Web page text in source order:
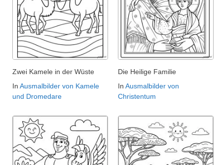
Zwei Kamele in der Wüste
In Ausmalbilder von Kamele
und Dromedare
Die Heilige Familie
In Ausmalbilder von
Christentum